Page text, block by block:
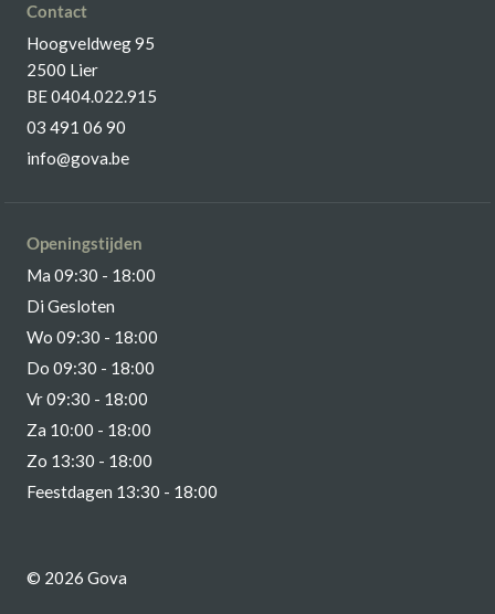
Contact
Hoogveldweg 95
2500 Lier
BE 0404.022.915
03 491 06 90
info@gova.be
Openingstijden
Ma 09:30 - 18:00
Di Gesloten
Wo 09:30 - 18:00
Do 09:30 - 18:00
Vr 09:30 - 18:00
Za 10:00 - 18:00
Zo 13:30 - 18:00
Feestdagen 13:30 - 18:00
© 2026 Gova